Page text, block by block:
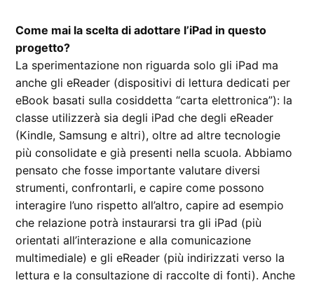
Come mai la scelta di adottare l’iPad in questo
progetto?
La sperimentazione non riguarda solo gli iPad ma
anche gli eReader (dispositivi di lettura dedicati per
eBook basati sulla cosiddetta “carta elettronica”): la
classe utilizzerà sia degli iPad che degli eReader
(Kindle, Samsung e altri), oltre ad altre tecnologie
più consolidate e già presenti nella scuola. Abbiamo
pensato che fosse importante valutare diversi
strumenti, confrontarli, e capire come possono
interagire l’uno rispetto all’altro, capire ad esempio
che relazione potrà instaurarsi tra gli iPad (più
orientati all’interazione e alla comunicazione
multimediale) e gli eReader (più indirizzati verso la
lettura e la consultazione di raccolte di fonti). Anche